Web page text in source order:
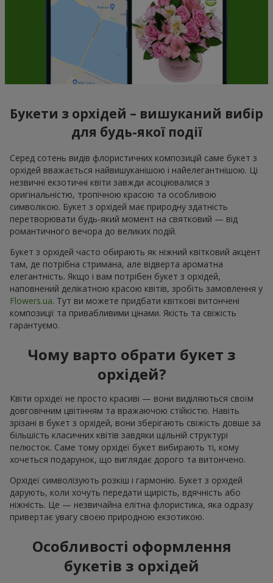
Букети з орхідей – вишуканий вибір
для будь-якої події
Серед сотень видів флористичних композицій саме букет з
орхідей вважається найвишуканішою і найелегантнішою. Ці
незвичні екзотичні квіти завжди асоціювалися з
оригінальністю, тропічною красою та особливою
символікою. Букет з орхідей має природну здатність
перетворювати будь-який момент на святковий — від
романтичного вечора до великих подій.
Букет з орхідей часто обирають як ніжний квітковий акцент
там, де потрібна стримана, але відверта ароматна
елегантність. Якщо і вам потрібен букет з орхідей,
наповнений делікатною красою квітів, зробіть замовлення у
Flowers.ua. Тут ви можете придбати квіткові витончені
композиції та привабливими цінами. Якість та свіжість
гарантуємо.
Чому варто обрати букет з
орхідей?
Квіти орхідеї не просто красиві — вони виділяються своїм
довговічним цвітінням та вражаючою стійкістю. Навіть
зрізані в букет з орхідей, вони зберігають свіжість довше за
більшість класичних квітів завдяки щільній структурі
пелюсток. Саме тому орхідеї букет вибирають ті, кому
хочеться подарунок, що виглядає дорого та витончено.
Орхідеї символізують розкіш і гармонію. Букет з орхідей
дарують, коли хочуть передати щирість, вдячність або
ніжність. Це — незвичайна елітна флористика, яка одразу
привертає увагу своєю природною екзотикою.
Особливості оформлення
букетів з орхідей